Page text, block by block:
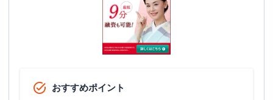
〇
静岡県静岡市葵区御幸町８
おすすめポイント